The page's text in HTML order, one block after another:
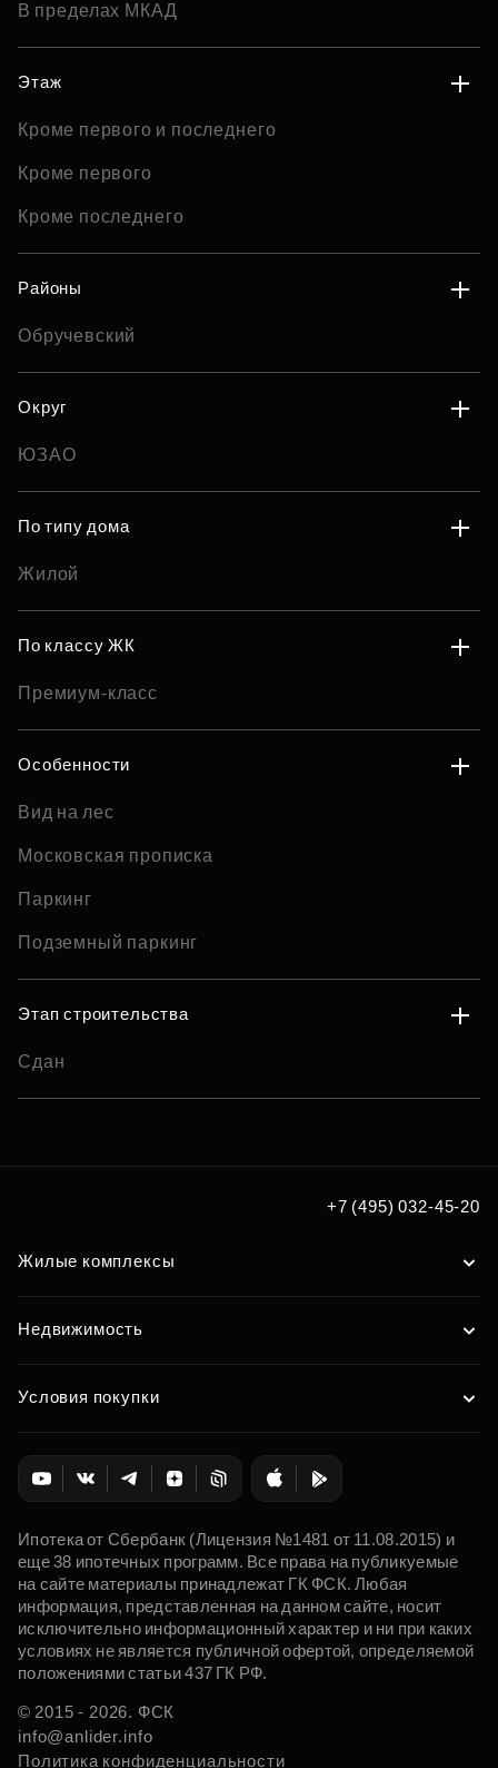
В пределах МКАД
Этаж
Кроме первого и последнего
Кроме первого
Кроме последнего
Районы
Обручевский
Округ
ЮЗАО
По типу дома
Жилой
По классу ЖК
Премиум-класс
Особенности
Вид на лес
Московская прописка
Паркинг
Подземный паркинг
Этап строительства
Сдан
+7 (495) 032-45-20
Жилые комплексы
Недвижимость
Условия покупки
Ипотека от Сбербанк (Лицензия №1481 от 11.08.2015) и
еще 38 ипотечных программ. Все права на публикуемые
на сайте материалы принадлежат ГК ФСК. Любая
информация, представленная на данном сайте, носит
исключительно информационный характер и ни при каких
условиях не является публичной офертой, определяемой
положениями статьи 437 ГК РФ.
© 2015 - 2026. ФСК
info@anlider.info
Политика конфиденциальности